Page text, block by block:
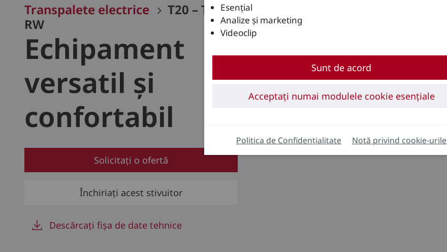
Transpalete electrice
T20 – T25
RW
Echipament
versatil și
confortabil
Solicitați o ofertă
Închiriați acest stivuitor
Descărcați fișa de date tehnice
Esențial
Analize și marketing
Videoclip
Sunt de acord
Acceptați numai modulele cookie esențiale
Politica de Confidențialitate Notă privind cookie-urile